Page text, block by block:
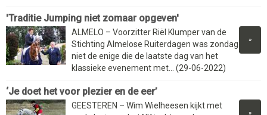
'Traditie Jumping niet zomaar opgeven'
»
ALMELO – Voorzitter Riël Klumper van de
Stichting Almelose Ruiterdagen was zondag
niet de enige die de laatste dag van het
klassieke evenement met... (29-06-2022)
‘Je doet het voor plezier en de eer’
»
GEESTEREN – Wim Wielheesen kijkt met